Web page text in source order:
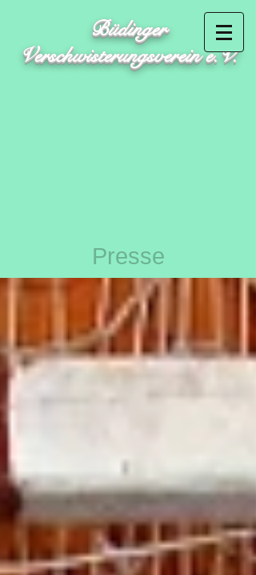
Büdinger
Verschwisterungsverein e.V.
Presse